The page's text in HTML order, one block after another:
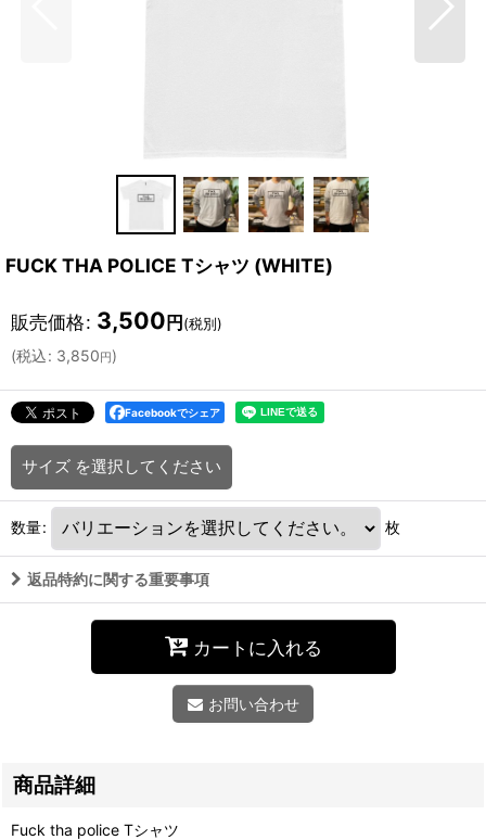
FUCK THA POLICE Tシャツ (WHITE)
販売価格: 3,500 円 (税別)
(税込: 3,850円)
Facebookでシェア
サイズ を選択してください
数量: 枚
返品特約に関する重要事項
カートに入れる
お問い合わせ
商品詳細
Fuck tha police Tシャツ